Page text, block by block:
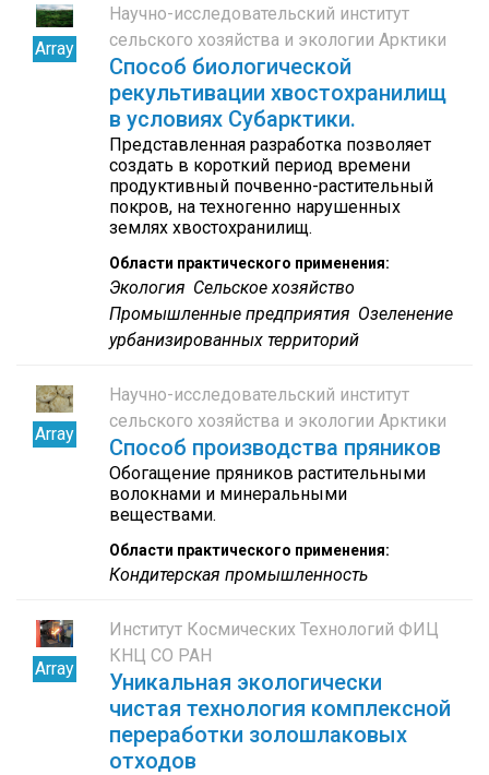
Array
Научно-исследовательский институт
сельского хозяйства и экологии Арктики
Способ биологической
рекультивации хвостохранилищ
в условиях Субарктики.
Представленная разработка позволяет
создать в короткий период времени
продуктивный почвенно-растительный
покров, на техногенно нарушенных
землях хвостохранилищ.
Области практического применения:
Экология Сельское хозяйство
Промышленные предприятия Озеленение
урбанизированных территорий
Array
Научно-исследовательский институт
сельского хозяйства и экологии Арктики
Способ производства пряников
Обогащение пряников растительными
волокнами и минеральными
веществами.
Области практического применения:
Кондитерская промышленность
Array
Институт Космических Технологий ФИЦ
КНЦ СО РАН
Уникальная экологически
чистая технология комплексной
переработки золошлаковых
отходов